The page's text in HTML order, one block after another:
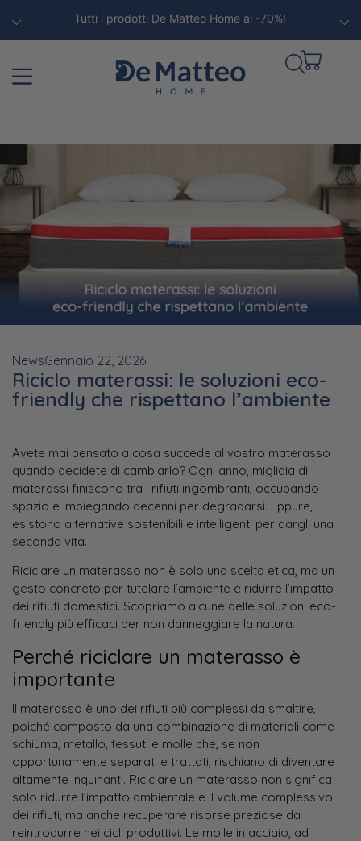
Tutti i prodotti De Matteo Home al -70%!
NewsGennaio 22, 2026
Riciclo materassi: le soluzioni eco-
friendly che rispettano l’ambiente
Avete mai pensato a cosa succede al vostro materasso
quando decidete di cambiarlo? Ogni anno, migliaia di
materassi finiscono tra i rifiuti ingombranti, occupando
spazio e impiegando decenni per degradarsi. Eppure,
esistono alternative sostenibili e intelligenti per dargli una
seconda vita.
Riciclare un materasso non è solo una scelta etica, ma un
gesto concreto per tutelare l’ambiente e ridurre l’impatto
dei rifiuti domestici. Scopriamo alcune delle soluzioni eco-
friendly più efficaci per non danneggiare la natura.
Perché riciclare un materasso è
importante
Il materasso è uno dei rifiuti più complessi da smaltire,
poiché composto da una combinazione di materiali come
schiuma, metallo, tessuti e molle che, se non
opportunamente separati e trattati, rischiano di diventare
altamente inquinanti. Riciclare un materasso non significa
solo ridurre l’impatto ambientale e il volume complessivo
dei rifiuti, ma anche recuperare risorse preziose da
reintrodurre nei cicli produttivi. Le molle in acciaio, ad